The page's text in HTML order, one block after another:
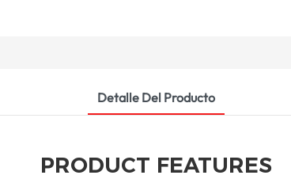
Detalle Del Producto
PRODUCT FEATURES